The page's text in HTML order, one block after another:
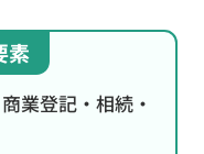
素
業登記・相続・